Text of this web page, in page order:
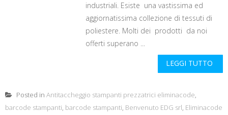
industriali. Esiste una vastissima ed
aggiornatissima collezione di tessuti di
poliestere. Molti dei prodotti da noi
offerti superano ...
LEGGI TUTTO
Posted in Antitaccheggio stampanti prezzatrici eliminacode,
barcode stampanti, barcode stampanti, Benvenuto EDG srl, Eliminacode